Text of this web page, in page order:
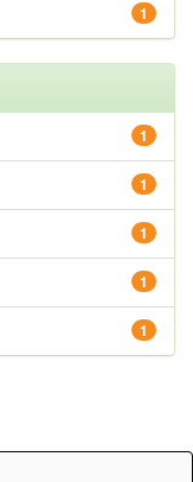
1
1
1
1
1
1